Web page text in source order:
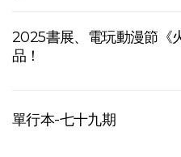
2025書展、電玩動漫節《
品！
單行本-七十九期